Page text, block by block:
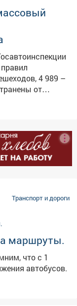
Полицейские
неисполнение
переданы в
от
ремнём
Транспорт и дороги
маршруты.
автобусов.